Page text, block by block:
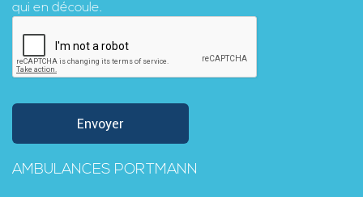
qui en découle.
AMBULANCES PORTMANN